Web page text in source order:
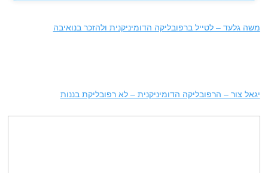
משה גלעד – לטייל ברפובליקה הדומיניקנית ולהזכר בנואיבה
יגאל צור – הרפובליקה הדומיניקנית – לא רפובליקת בננות